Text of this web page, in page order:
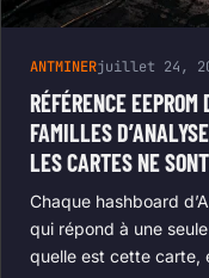
ANTMINERjuillet 24,
RÉFÉRENCE
FAMILLES
LES CARTES NE
Chaque hashboard
qui répond à une
quelle est cette carte,